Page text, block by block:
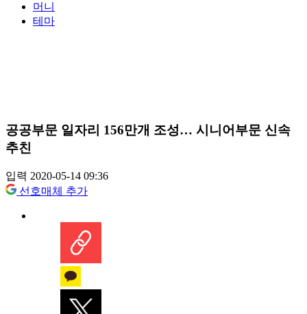
머니
테마
공공부문 일자리 156만개 조성… 시니어부문 신속
추친
입력 2020-05-14 09:36
선호매체 추가